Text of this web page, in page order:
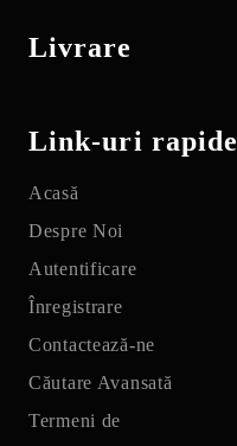
Livrare
Link-uri rapide
Acasă
Despre Noi
Autentificare
Înregistrare
Contactează-ne
Căutare Avansată
Termeni de